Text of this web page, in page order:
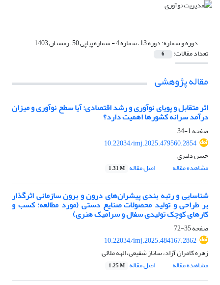
دوره و شماره:دوره 13، شماره 4 - شماره پیاپی 50، زمستان 1403
تعداد مقالات: 6
مقاله پژوهشی
اثر متقابل و پویای نوآوری و رشد اقتصادی: آیا سطح نوآوری و میزان
درآمد سرانه کشورها اهمیت دارد؟
صفحه1-34
10.22034/imj.2025.479560.2854
حسن دلیری
مشاهده مقاله
اصل مقاله 1.31 M
شناسایی و رتبه بندی پیشران‌های درون و برون سازمانی اثرگذار
بر طراحی و تولید محصولات صنایع دستی (مورد مطالعه: کسب و
کارهای کوچک تولیدی سفال و سرامیک هنری)
صفحه35-72
10.22034/imj.2025.484167.2862
زهره کامران آزاد، ساناز شفیعی، الهه ملائی
مشاهده مقاله
اصل مقاله 1.25 M